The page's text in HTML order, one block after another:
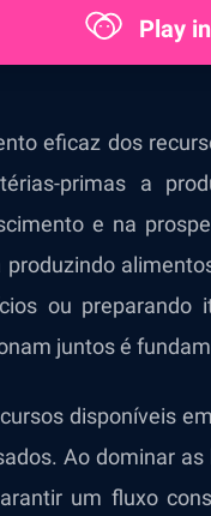
Play
eficaz dos
primas a
e na
produzindo
ou preparando
juntos é
disponíveis
Ao dominar
um fluxo